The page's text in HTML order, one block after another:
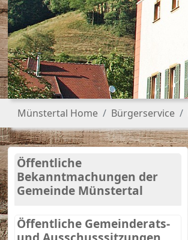
Sie sind hier:
Münstertal Home Bürgerservice
Öffentliche
Bekanntmachungen der
Gemeinde Münstertal
Öffentliche Gemeinderats-